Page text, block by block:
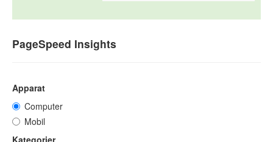
PageSpeed Insights
Apparat
Computer
Mobil